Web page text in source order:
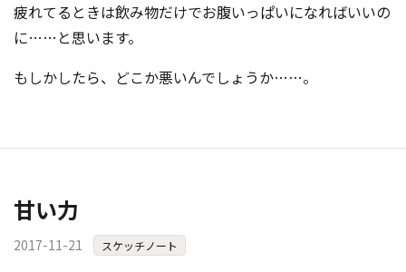
疲れてるときは飲み物だけでお腹いっぱいになればいいの
に……と思います。
もしかしたら、どこか悪いんでしょうか……。
甘い力
2017-11-21 スケッチノート